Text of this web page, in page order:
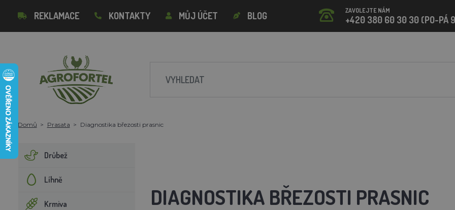
REKLAMACE KONTAKTY MŮJ ÚČET BLOG ZAVOLEJTE NÁM
+420 380 60 30 30 (PO-PÁ
Domů Prasata Diagnostika březosti prasnic
Drůbež
Líhně
Krmiva DIAGNOSTIKA BŘEZOSTI PRASNIC